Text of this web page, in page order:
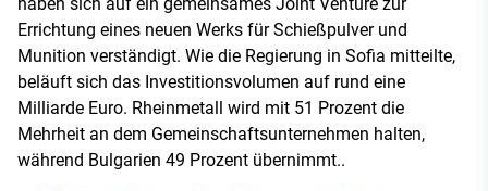
Errichtung eines neuen Werks für Schießpulver und
Munition verständigt. Wie die Regierung in Sofia mitteilte,
beläuft sich das Investitionsvolumen auf rund eine
Milliarde Euro. Rheinmetall wird mit 51 Prozent die
Mehrheit an dem Gemeinschaftsunternehmen halten,
während Bulgarien 49 Prozent übernimmt..